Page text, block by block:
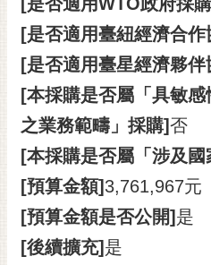
政
策
網
站
資
料
開
放
宣
告
市
[是否適用臺紐經濟合作
[是否適用臺星經濟夥伴
[本採購是否屬「具敏
之業務範疇」採購]否
[本採購是否屬「涉及國
[預算金額] 3,761,967元
[預算金額是否公開] 是
[後續擴充] 是